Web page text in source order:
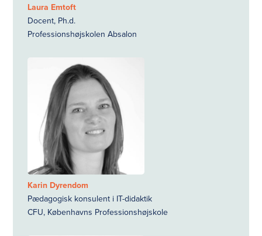
Laura Emtoft
Docent, Ph.d.
Professionshøjskolen Absalon
Karin Dyrendom
Pædagogisk konsulent i IT-didaktik
CFU, Københavns Professionshøjskole